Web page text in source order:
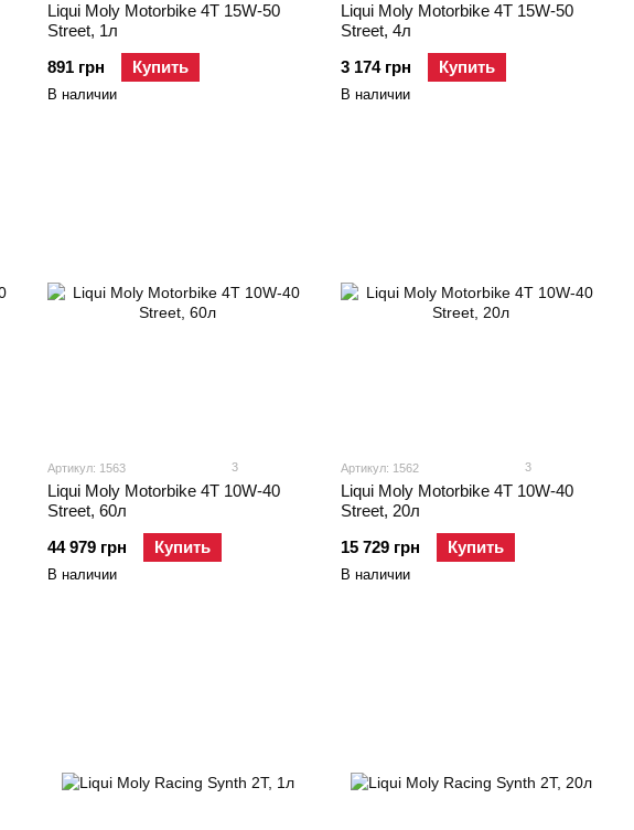
Liqui Moly Motorbike 4T 15W-50
Street, 1л
891 грн
Купить
В наличии
Liqui Moly Motorbike 4T 15W-50
Street, 4л
3 174 грн
Купить
В наличии
Артикул: 1563 3
Liqui Moly Motorbike 4T 10W-40
Street, 60л
44 979 грн
Купить
В наличии
Артикул: 1562 3
Liqui Moly Motorbike 4T 10W-40
Street, 20л
15 729 грн
Купить
В наличии